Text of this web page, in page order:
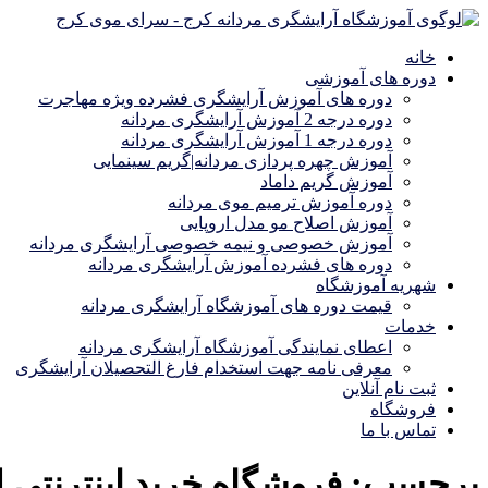
خانه
دوره های آموزشی
دوره های آموزش آرایشگری فشرده ویژه مهاجرت
دوره درجه 2 آموزش آرایشگری مردانه
دوره درجه 1 آموزش آرایشگری مردانه
آموزش چهره پردازی مردانه|گریم سینمایی
آموزش گریم داماد
دوره آموزش ترمیم موی مردانه
آموزش اصلاح مو مدل اروپایی
آموزش خصوصی و نیمه خصوصی آرایشگری مردانه
دوره های فشرده آموزش آرایشگری مردانه
شهریه آموزشگاه
قیمت دوره های آموزشگاه آرایشگری مردانه
خدمات
اعطای نمایندگی آموزشگاه آرایشگری مردانه
معرفی نامه جهت استخدام فارغ التحصیلان آرایشگری
ثبت نام آنلاین
فروشگاه
تماس با ما